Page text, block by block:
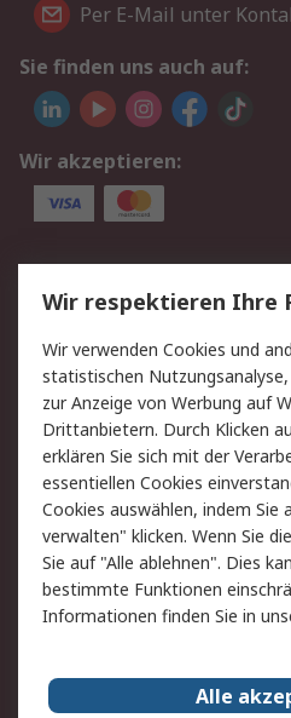
Per E-Mail unter
Sie finden uns auch auf:
Wir akzeptieren:
Service
Value Added Services
Rücksendungen
Hilfe
Rechtliches
AGB
Cookie-Richtlinie
Copyright/Impressum
Wir respektieren Ihre
Wir verwenden Cookies und
statistischen
zur Anzeige von Werbung auf
Drittanbietern. Durch Klicken
erklären Sie sich mit der
essentiellen Cookies
Cookies auswählen, indem Sie
verwalten" klicken. Wenn Sie
Sie auf "Alle ablehnen". Dies
bestimmte Funktionen
Informationen finden Sie in
Alle